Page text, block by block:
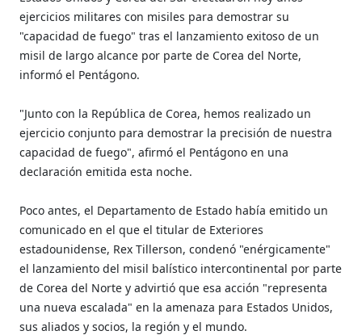
ejercicios militares con misiles para demostrar su
"capacidad de fuego" tras el lanzamiento exitoso de un
misil de largo alcance por parte de Corea del Norte,
informó el Pentágono.
"Junto con la República de Corea, hemos realizado un
ejercicio conjunto para demostrar la precisión de nuestra
capacidad de fuego", afirmó el Pentágono en una
declaración emitida esta noche.
Poco antes, el Departamento de Estado había emitido un
comunicado en el que el titular de Exteriores
estadounidense, Rex Tillerson, condenó "enérgicamente"
el lanzamiento del misil balístico intercontinental por parte
de Corea del Norte y advirtió que esa acción "representa
una nueva escalada" en la amenaza para Estados Unidos,
sus aliados y socios, la región y el mundo.